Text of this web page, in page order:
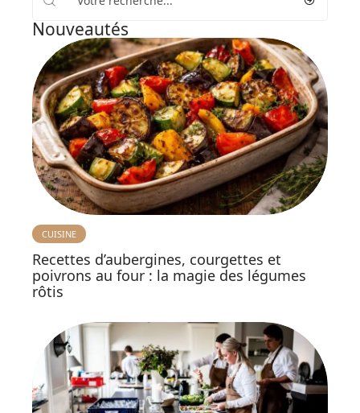
Nouveautés
CUISINE
Recettes d’aubergines, courgettes et
poivrons au four : la magie des légumes
rôtis